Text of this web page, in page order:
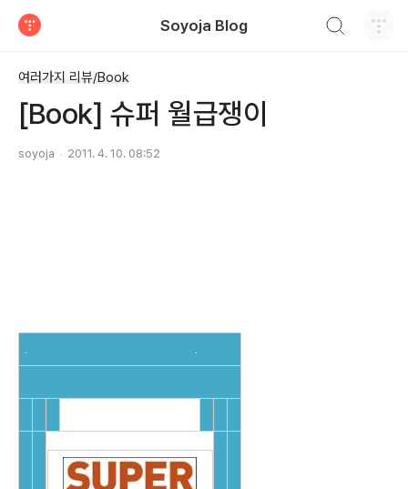
Soyoja Blog
여러가지 리뷰/Book
[Book] 슈퍼 월급쟁이
soyoja 2011. 4. 10. 08:52